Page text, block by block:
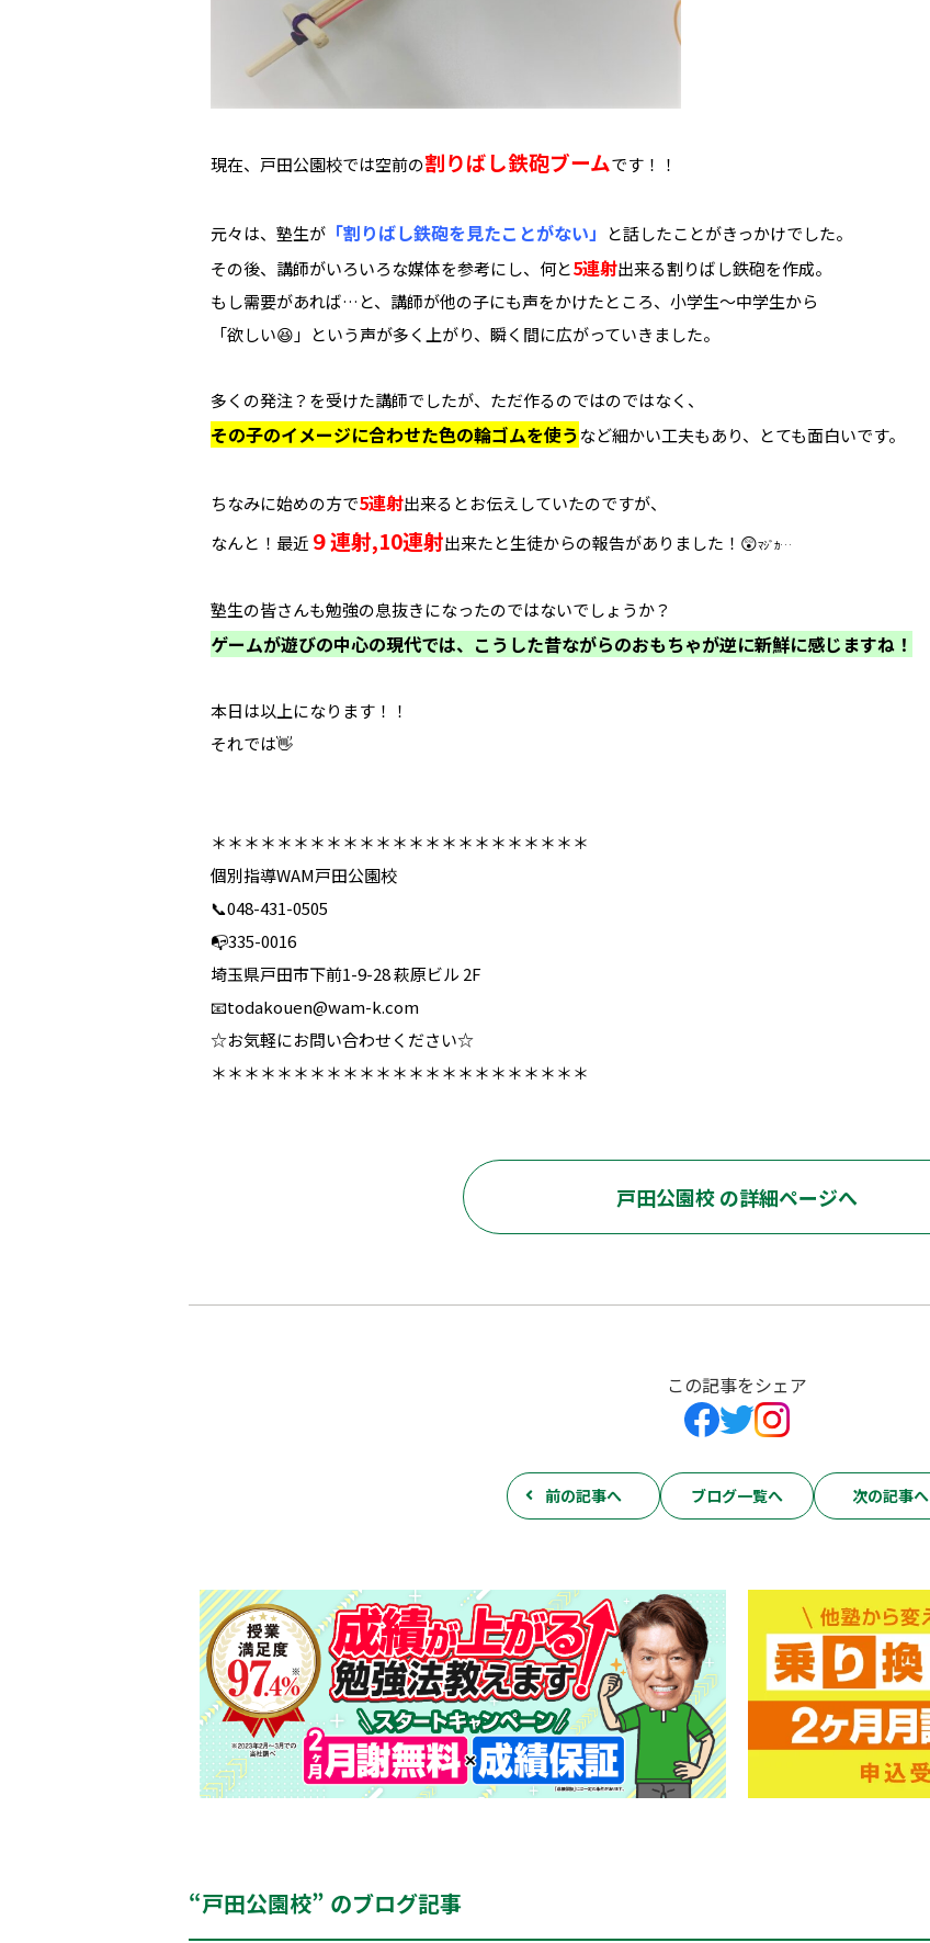
現在、戸田公園校では空前の割りばし鉄砲ブームです！！
元々は、塾生が 「割りばし鉄砲を見たことがない」
と話したことがきっかけでした。
その後、講師がいろいろな媒体を参考にし、何と5連射出来る割りばし鉄砲を作成。
もし需要があれば…と、講師が他の子にも声をかけたところ、小学生〜中学生から
「欲しい😆」という声が多く上がり、瞬く間に広がっていきました。
多くの発注？を受けた講師でしたが、ただ作るのではのではなく、
その子のイメージに合わせた色の輪ゴムを使うなど細かい工夫もあり、とても面白いです。
ちなみに始めの方で5連射出来るとお伝えしていたのですが、
なんと！最近 ９連射,10連射出来たと生徒からの報告がありました！😲ﾏｼﾞｶ…
塾生の皆さんも勉強の息抜きになったのではないでしょうか？
ゲームが遊びの中心の現代では、こうした昔ながらのおもちゃが逆に新鮮に感じますね！
本日は以上になります！！
それでは👋
＊＊＊＊＊＊＊＊＊＊＊＊＊＊＊＊＊＊＊＊＊＊＊
個別指導WAM戸田公園校
📞048-431-0505
📭335-0016
埼玉県戸田市下前1-9-28 萩原ビル 2F
📧todakouen@wam-k.com
☆お気軽にお問い合わせください☆
＊＊＊＊＊＊＊＊＊＊＊＊＊＊＊＊＊＊＊＊＊＊＊
戸田公園校 の詳細ページへ
この記事をシェア
前の記事へ ブログ一覧へ 次の記事へ
“戸田公園校” のブログ記事